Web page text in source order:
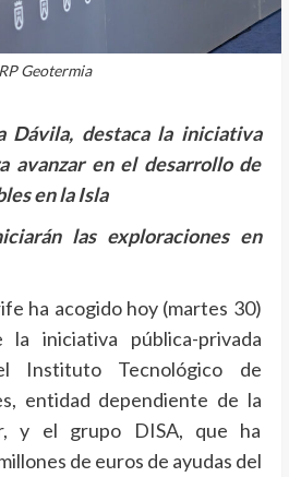
RP Geotermia
Dávila, destaca la iniciativa
avanzar en el desarrollo de
en la Isla
las exploraciones en
ha acogido hoy (martes 30)
la iniciativa pública-privada
Instituto Tecnológico de
entidad dependiente de la
y el grupo DISA, que ha
de euros de ayudas del